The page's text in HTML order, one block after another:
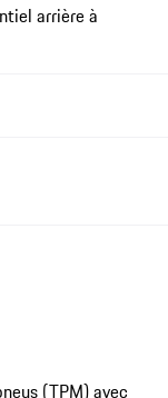
arrière à
(TPM) avec